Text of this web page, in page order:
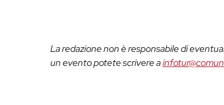
La redazione non è responsabile di
un evento potete scrivere a